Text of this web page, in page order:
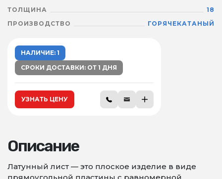
ТОЛЩИНА
18
ПРОИЗВОДСТВО
ГОРЯЧЕКАТАНЫЙ
НАЛИЧИЕ: 1
СРОКИ ДОСТАВКИ: ОТ 1 ДНЯ
УЗНАТЬ ЦЕНУ
Описание
Латунный лист — это плоское изделие в виде